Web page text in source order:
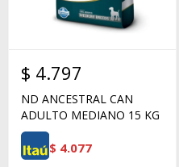
$ 4.797
ND ANCESTRAL CAN
ADULTO MEDIANO 15 KG
$ 4.077